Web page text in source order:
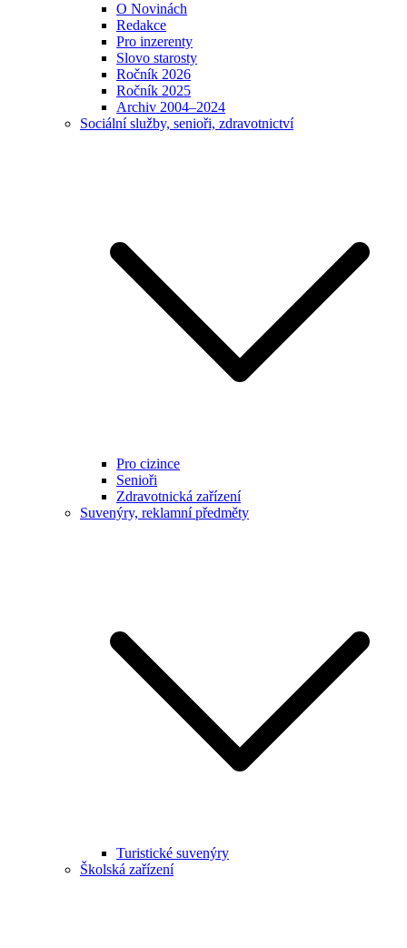
O Novinách
Redakce
Pro inzerenty
Slovo starosty
Ročník 2026
Ročník 2025
Archiv 2004–2024
Sociální služby, senioři, zdravotnictví
Pro cizince
Senioři
Zdravotnická zařízení
Suvenýry, reklamní předměty
Turistické suvenýry
Školská zařízení